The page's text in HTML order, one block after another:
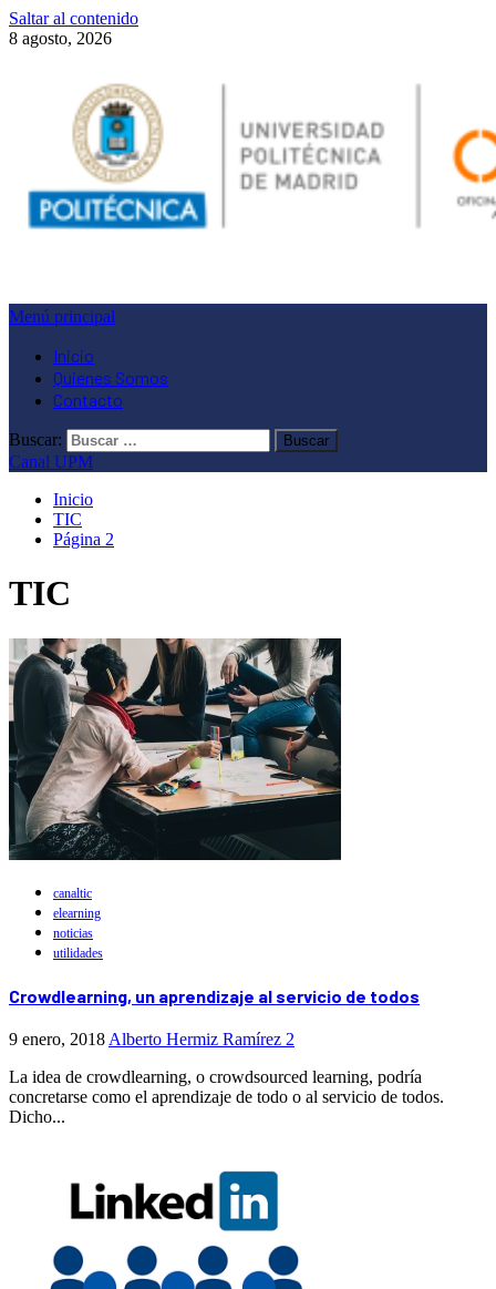
Saltar al contenido
8 agosto, 2026
Menú principal
Inicio
Quienes Somos
Contacto
Buscar:
Canal UPM
Inicio
TIC
Página 2
TIC
canaltic
elearning
noticias
utilidades
Crowdlearning, un aprendizaje al servicio de todos
9 enero, 2018Alberto Hermiz Ramírez 2
La idea de crowdlearning, o crowdsourced learning, podría
concretarse como el aprendizaje de todo o al servicio de todos.
Dicho...